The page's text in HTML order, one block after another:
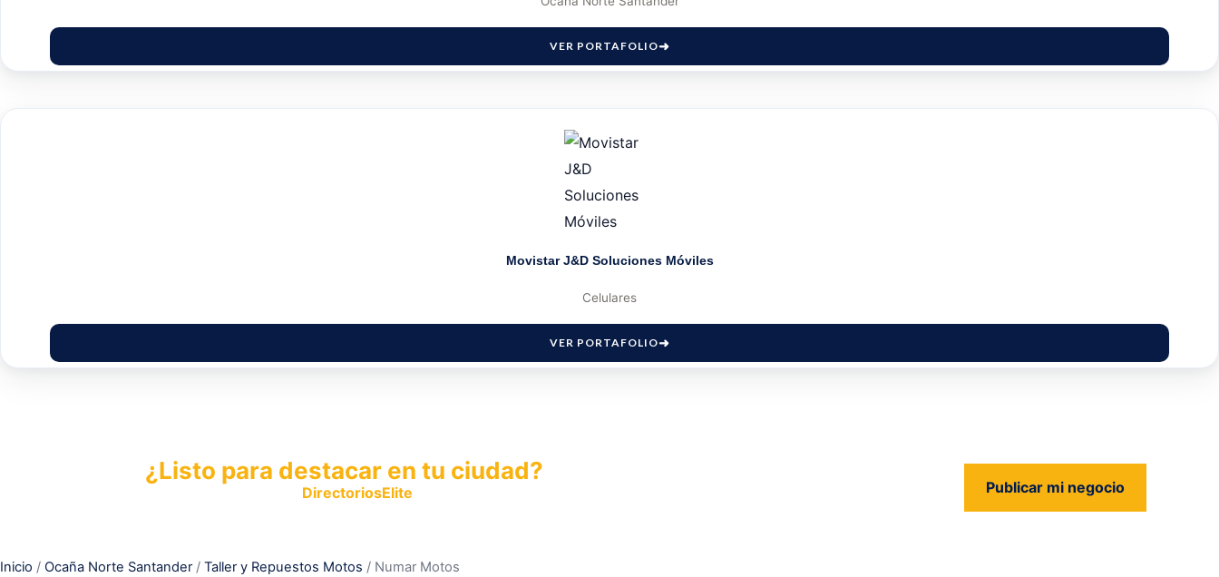
VER PORTAFOLIO
Movistar J&D Soluciones Móviles
Celulares
VER PORTAFOLIO
¿Listo para destacar en tu ciudad?
DirectoriosElite Publicar mi negocio
Inicio / Ocaña Norte Santander/ Taller y Repuestos Motos / Numar Motos